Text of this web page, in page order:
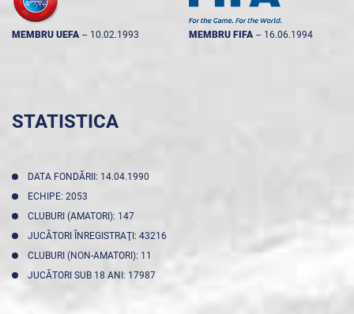
MEMBRU UEFA -- 10.02.1993 MEMBRU FIFA -- 16.06.1994
STATISTICA
DATA FONDĂRII: 14.04.1990
ECHIPE: 2053
CLUBURI (AMATORI): 147
JUCĂTORI ÎNREGISTRAŢI: 43216
CLUBURI (NON-AMATORI): 11
JUCĂTORI SUB 18 ANI: 17987